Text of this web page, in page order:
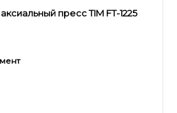
пресс TIM FT-1225